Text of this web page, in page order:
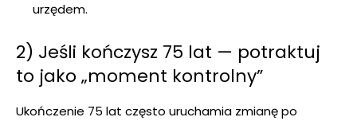
urzędem.
2) Jeśli kończysz 75 lat — potraktuj
to jako „moment kontrolny”
Ukończenie 75 lat często uruchamia zmianę po